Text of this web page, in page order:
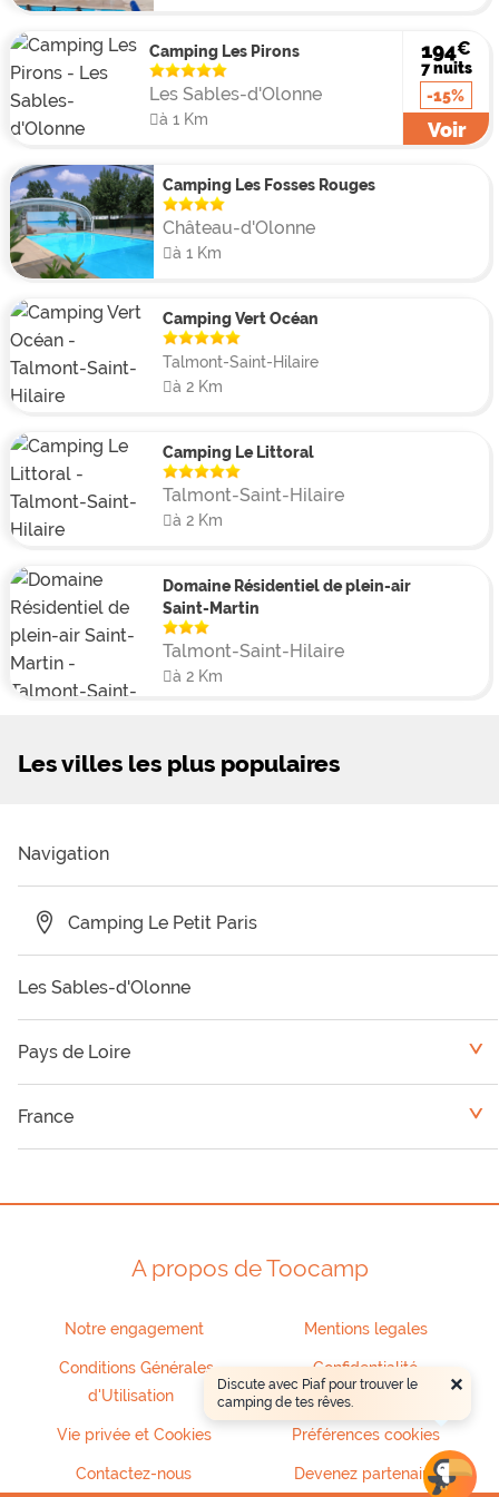
Camping Les Pirons
Les Sables-d'Olonne
à 1 Km
194€
7 nuits
-15%
Voir
Camping Les Fosses Rouges
Château-d'Olonne
à 1 Km
Camping Vert Océan
Talmont-Saint-Hilaire
à 2 Km
Camping Le Littoral
Talmont-Saint-Hilaire
à 2 Km
Domaine Résidentiel de plein-air
Saint-Martin
Talmont-Saint-Hilaire
à 2 Km
Les villes les plus populaires
Navigation
Camping Le Petit Paris
Les Sables-d'Olonne
Pays de Loire <
Camping Mayenne
France <
Poitou-Charentes
A propos de Toocamp
Notre engagement Mentions legales
Conditions Générales
d'Utilisation
Confidentialité
Vie privée et Cookies Préférences cookies
Contactez-nous Devenez partenaire
×
Discute avec Piaf pour trouver le
camping de tes rêves.